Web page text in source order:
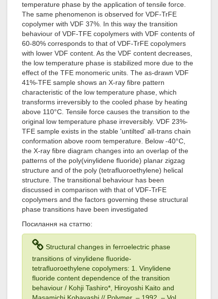
temperature phase by the application of tensile force.
The same phenomenon is observed for VDF-TrFE
copolymer with VDF 37%. In this way the transition
behaviour of VDF-TFE copolymers with VDF contents of
60-80% corresponds to that of VDF-TrFE copolymers
with lower VDF content. As the VDF content decreases,
the low temperature phase is stabilized more due to the
effect of the TFE monomeric units. The as-drawn VDF
41%-TFE sample shows an X-ray fibre pattern
characteristic of the low temperature phase, which
transforms irreversibly to the cooled phase by heating
above 110°C. Tensile force causes the transition to the
original low temperature phase irreversibly. VDF 23%-
TFE sample exists in the stable 'untilted' all-trans chain
conformation above room temperature. Below -40°C,
the X-ray fibre diagram changes into an overlap of the
patterns of the poly(vinylidene fluoride) planar zigzag
structure and of the poly (tetrafluoroethylene) helical
structure. The transitional behaviour has been
discussed in comparison with that of VDF-TrFE
copolymers and the factors governing these structural
phase transitions have been investigated
Посилання на статтю:
Structural changes in ferroelectric phase
transitions of vinylidene fluoride-
tetrafluoroethylene copolymers: 1. Vinylidene
fluoride content dependence of the transition
behaviour / Kohji Tashiro*, Hiroyoshi Kaito and